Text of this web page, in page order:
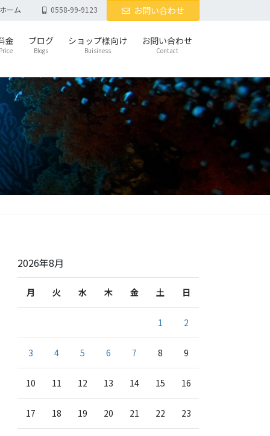
ホーム 0558-99-9123 お問い合わせ
金 ブログ
Blogs
ショップ様向け
Buisiness
お問い合わせ
Contact
2026年8月
月 火 水 木 金 土 日
1 2
3 4 5 6 7 8 9
10 11 12 13 14 15 16
17 18 19 20 21 22 23